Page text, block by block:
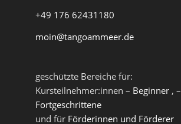
+49 176 62431180
moin@tangoammeer.de
geschützte Bereiche für:
Kursteilnehmer:innen – Beginner, –
Fortgeschrittene
und für Förderinnen und Förderer